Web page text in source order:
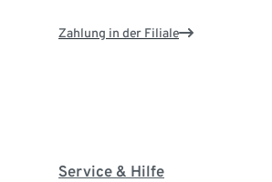
Zahlung in der Filiale
Service & Hilfe